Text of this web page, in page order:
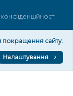
покращення сайту.
Налаштування